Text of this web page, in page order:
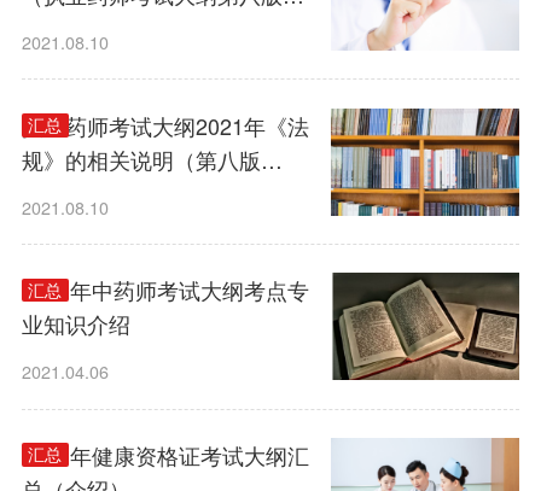
2021.08.10
汇总
执业药师考试大纲2021年《法
规》的相关说明（第八版
2021.08.10
汇总
2021年中药师考试大纲考点专
业知识介绍
2021.04.06
汇总
2021年健康资格证考试大纲汇